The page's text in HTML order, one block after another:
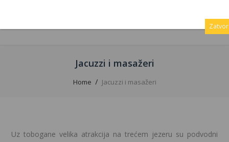
Jacuzzi i masažeri
Home Jacuzzi i masažeri
Uz tobogane velika atrakcija na trećem jezeru su podvodni